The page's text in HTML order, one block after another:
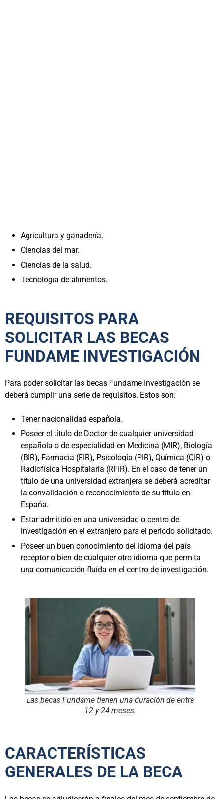
Agricultura y ganadería.
Ciencias del mar.
Ciencias de la salud.
Tecnología de alimentos.
REQUISITOS PARA
SOLICITAR LAS BECAS
FUNDAME INVESTIGACIÓN
Para poder solicitar las becas Fundame Investigación se
deberá cumplir una serie de requisitos. Estos son:
Tener nacionalidad española.
Poseer el título de Doctor de cualquier universidad
española o de especialidad en Medicina (MIR), Biología
(BIR), Farmacia (FIR), Psicología (PIR), Química (QIR) o
Radiofísica Hospitalaria (RFIR). En el caso de tener un
título de una universidad extranjera se deberá acreditar
la convalidación o reconocimiento de su título en
España.
Estar admitido en una universidad o centro de
investigación en el extranjero para el periodo solicitado.
Poseer un buen conocimiento del idioma del país
receptor o bien de cualquier otro idioma que permita
una comunicación fluida en el centro de investigación.
Las becas Fundame tienen una duración de entre
12 y 24 meses.
CARACTERÍSTICAS
GENERALES DE LA BECA